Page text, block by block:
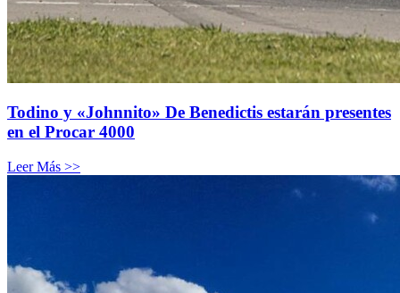
Todino y «Johnnito» De Benedictis estarán presentes
en el Procar 4000
Leer Más >>